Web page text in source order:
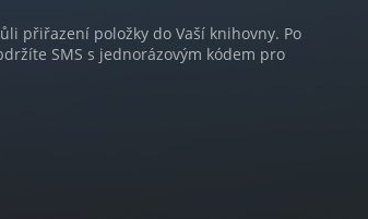
přiřazení položky do Vaší knihovny. Po
SMS s jednorázovým kódem pro